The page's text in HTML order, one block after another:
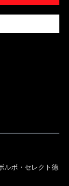
ルボ・セレクト徳